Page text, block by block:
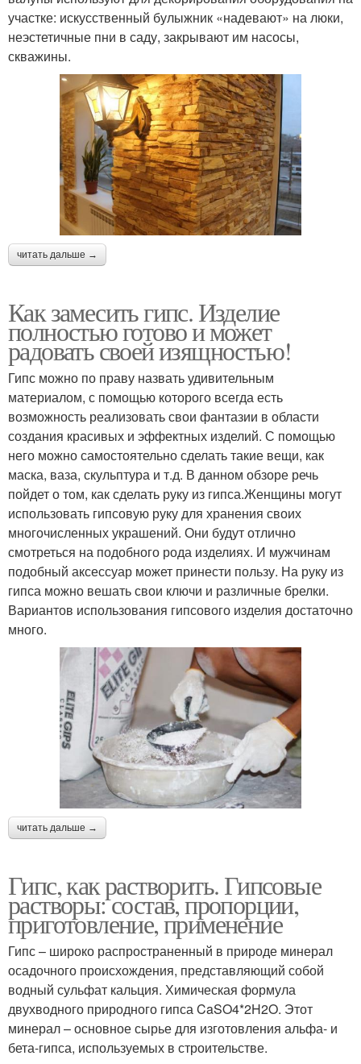
участке: искусственный булыжник «надевают» на люки,
неэстетичные пни в саду, закрывают им насосы,
скважины.
читать дальше →
Как замесить гипс. Изделие
полностью готово и может
радовать своей изящностью!
Гипс можно по праву назвать удивительным
материалом, с помощью которого всегда есть
возможность реализовать свои фантазии в области
создания красивых и эффектных изделий. С помощью
него можно самостоятельно сделать такие вещи, как
маска, ваза, скульптура и т.д. В данном обзоре речь
пойдет о том, как сделать руку из гипса.Женщины могут
использовать гипсовую руку для хранения своих
многочисленных украшений. Они будут отлично
смотреться на подобного рода изделиях. И мужчинам
подобный аксессуар может принести пользу. На руку из
гипса можно вешать свои ключи и различные брелки.
Вариантов использования гипсового изделия достаточно
много.
читать дальше →
Гипс, как растворить. Гипсовые
растворы: состав, пропорции,
приготовление, применение
Гипс – широко распространенный в природе минерал
осадочного происхождения, представляющий собой
водный сульфат кальция. Химическая формула
двухводного природного гипса CaSO4*2H2O. Этот
минерал – основное сырье для изготовления альфа- и
бета-гипса, используемых в строительстве.